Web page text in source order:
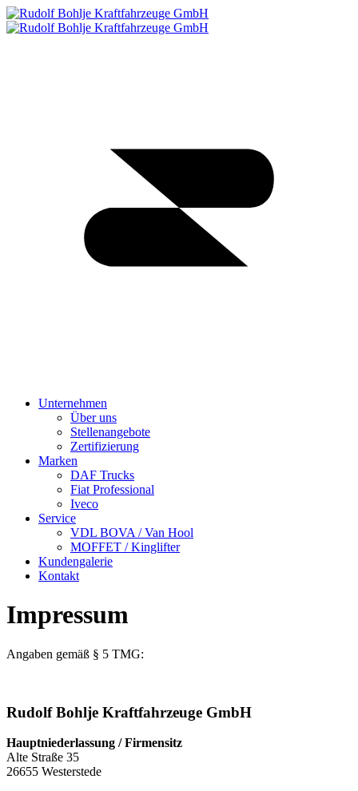
Unternehmen
Über uns
Stellenangebote
Zertifizierung
Marken
DAF Trucks
Fiat Professional
Iveco
Service
VDL BOVA / Van Hool
MOFFET / Kinglifter
Kundengalerie
Kontakt
Impressum
Angaben gemäß § 5 TMG:
Rudolf Bohlje Kraftfahrzeuge GmbH
Hauptniederlassung / Firmensitz
Alte Straße 35
26655 Westerstede